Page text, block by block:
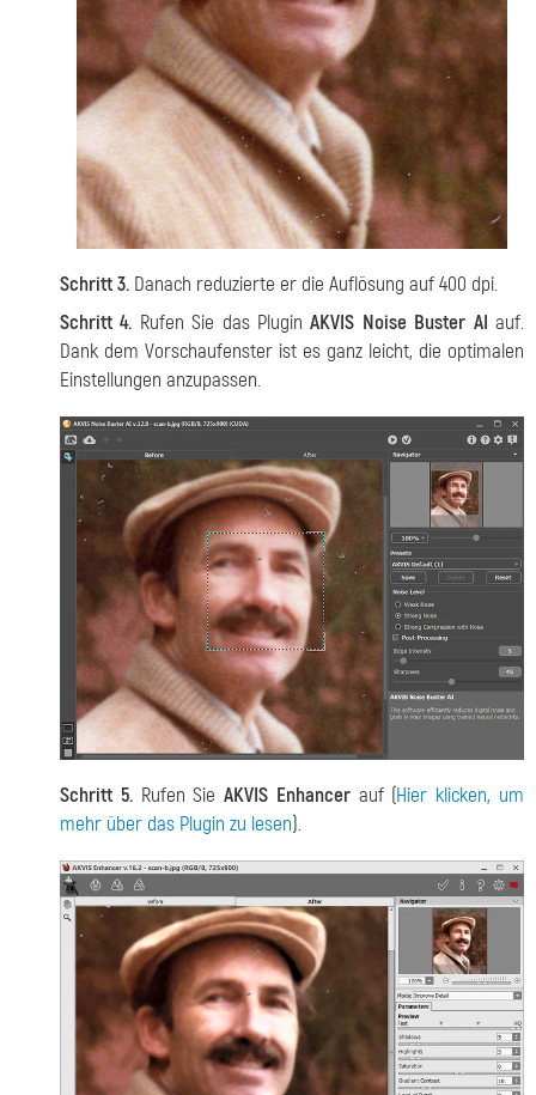
Schritt 3. Danach reduzierte er die Auflösung auf 400 dpi.
Schritt 4. Rufen Sie das PluginAKVIS Noise Buster AI auf.
Dank dem Vorschaufenster ist es ganz leicht, die optimalen
Einstellungen anzupassen.
Schritt 5.Rufen SieAKVIS Enhancerauf (Hier klicken, um
mehr über das Plugin zu lesen).